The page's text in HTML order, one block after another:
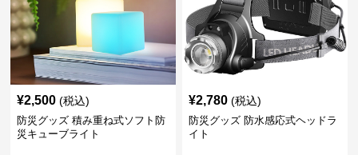
¥2,500 (税込)
防災グッズ 積み重ね式ソフト防
災キューブライト
¥2,780 (税込)
防災グッズ 防水感応式ヘッドラ
イト